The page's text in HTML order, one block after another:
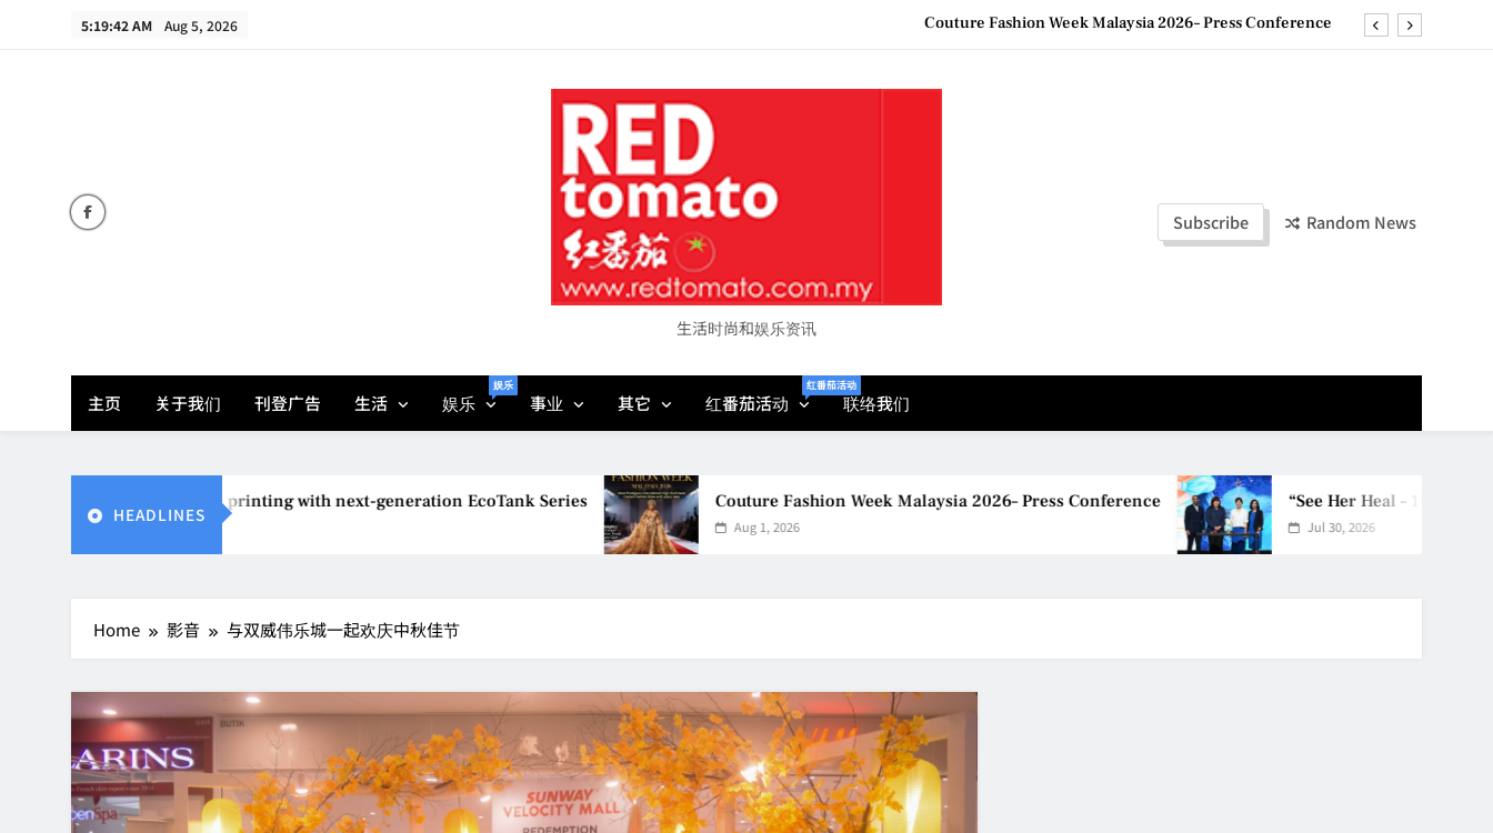
5:19:45 AM Aug 5, 2026 “See Her Heal – 1,000 Untold Stories” 为马来西亚妈妈提供分享剖腹产复原历程的空间
“See Her Heal – 1,000 Untold Stories” 为马来西亚妈妈提供分享剖腹产复原历程的空间
生活时尚和娱乐资讯
Subscribe Random News
主页 关于我们 刊登广告 生活 娱乐
娱乐
事业 其它 红番茄活动
红番茄活动
联络我们
HEADLINES
printing with next-generation EcoTank Series Couture Fashion Week Malaysia 2026– Press Conference
Aug 1, 2026
“See Her Heal – 1,000 Untold Stories” 为马
Jul 30, 2026
Home 影音 与双威伟乐城一起欢庆中秋佳节